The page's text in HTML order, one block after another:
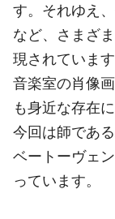
す。それゆえ
など、さまざ
現されています
音楽室の肖像
も身近な存在
今回は師であ
ベートーヴェ
っています。